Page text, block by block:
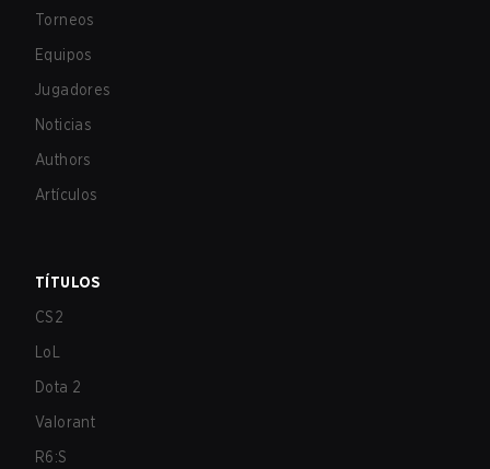
Torneos
Equipos
Jugadores
Noticias
Authors
Artículos
TÍTULOS
CS2
LoL
Dota 2
Valorant
R6:S